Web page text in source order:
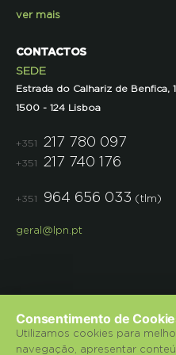
ver mais
CONTACTOS
SEDE
Estrada do Calhariz de Benfica,
1500 - 124 Lisboa
+351 217 780 097
+351 217 740 176
+351 964 656 033 (tlm)
geral@lpn.pt
Consentimento de
Utilizamos cookies para
navegação, apresentar